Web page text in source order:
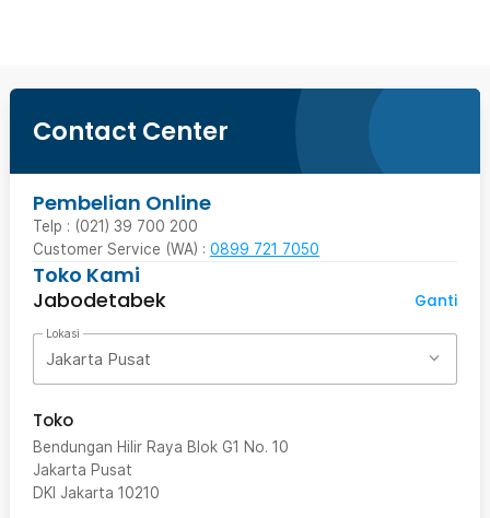
Contact Center
Pembelian Online
Telp : (021) 39 700 200
Customer Service (WA) : 0899 721 7050
Toko Kami
Jabodetabek
Ganti
Lokasi
Jakarta Pusat
Toko
Bendungan Hilir Raya Blok G1 No. 10
Jakarta Pusat
DKI Jakarta 10210